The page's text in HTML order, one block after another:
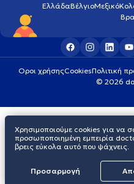
ΕλλάδαΒέλγιοΜεξικό
Οροι χρήσηςCookiesΠολιτική
© 2026
Χρησιμοποιούμε cookies για να
προσωποποιημένη εμπειρία
βρεις εύκολα αυτό που ψάχνεις.
Προσαρμογή